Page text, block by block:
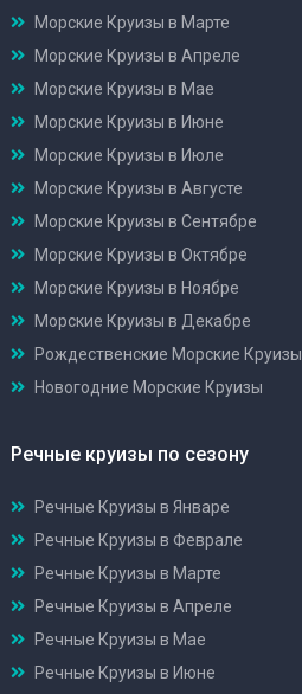
Морские Круизы в Марте
Морские Круизы в Апреле
Морские Круизы в Мае
Морские Круизы в Июне
Морские Круизы в Июле
Морские Круизы в Августе
Морские Круизы в Сентябре
Морские Круизы в Октябре
Морские Круизы в Ноябре
Морские Круизы в Декабре
Рождественские Морские Круизы
Новогодние Морские Круизы
Речные круизы по сезону
Речные Круизы в Январе
Речные Круизы в Феврале
Речные Круизы в Марте
Речные Круизы в Апреле
Речные Круизы в Мае
Речные Круизы в Июне